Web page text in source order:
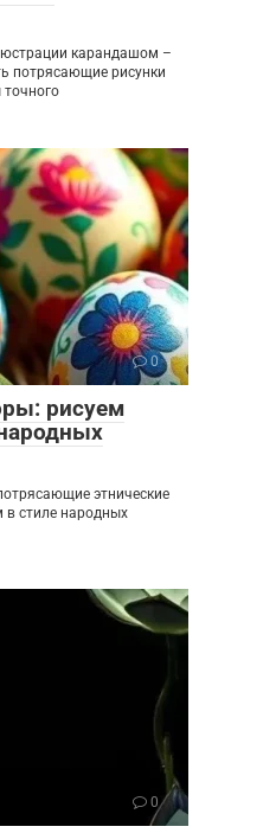
карандашом –
потрясающие рисунки
точного
0
рисуем
этнические
в стиле народных
0